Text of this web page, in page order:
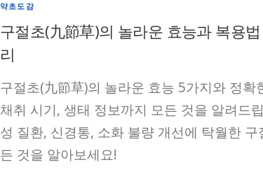
약초도감
구절초(九節草)의 놀라운 효능과 복용
리
구절초(九節草)의 놀라운 효능 5가지와 정확
채취 시기, 생태 정보까지 모든 것을 알려드
성 질환, 신경통, 소화 불량 개선에 탁월한 구
든 것을 알아보세요!